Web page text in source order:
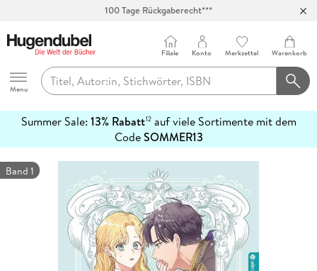
100 Tage Rückgaberecht***
Hugendubel
Menu
Filiale Konto Merkzettel Warenkorb
Summer Sale: 13% Rabatt12auf viele Sortimente mit dem
CodeSOMMER13
erfahren
Band 1